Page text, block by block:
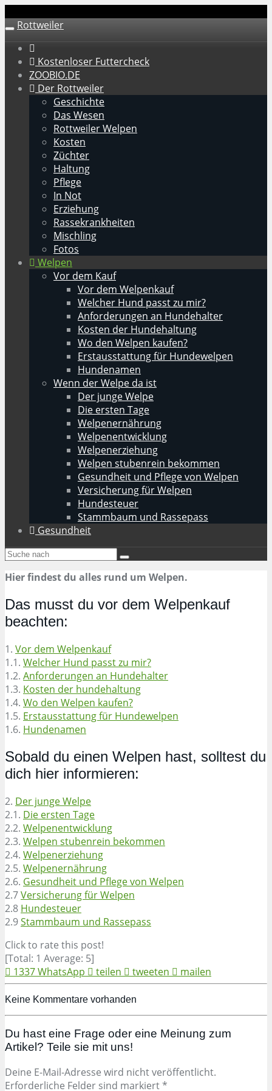
to
content
Toggle
navigation
Rottweiler
Kostenloser Futtercheck
ZOOBIO.DE
Der Rottweiler
Geschichte
Das Wesen
Rottweiler Welpen
Kosten
Züchter
Haltung
Pflege
In Not
Erziehung
Rassekrankheiten
Mischling
Fotos
Welpen
Vor dem Kauf
Vor dem Welpenkauf
Welcher Hund passt zu mir?
Anforderungen an Hundehalter
Kosten der Hundehaltung
Wo den Welpen kaufen?
Erstausstattung für Hundewelpen
Hundenamen
Wenn der Welpe da ist
Der junge Welpe
Die ersten Tage
Welpenernährung
Welpenentwicklung
Welpenerziehung
Welpen stubenrein bekommen
Gesundheit und Pflege von Welpen
Versicherung für Welpen
Hundesteuer
Stammbaum und Rassepass
Gesundheit
Hier findest du alles rund um Welpen.
Das musst du vor dem Welpenkauf
beachten:
1. Vor dem Welpenkauf
1.1. Welcher Hund passt zu mir?
1.2. Anforderungen an Hundehalter
1.3. Kosten der hundehaltung
1.4. Wo den Welpen kaufen?
1.5. Erstausstattung für Hundewelpen
1.6. Hundenamen
Sobald du einen Welpen hast, solltest du
dich hier informieren:
2. Der junge Welpe
2.1. Die ersten Tage
2.2. Welpenentwicklung
2.3. Welpen stubenrein bekommen
2.4. Welpenerziehung
2.5. Welpenernährung
2.6. Gesundheit und Pflege von Welpen
2.7Versicherung für Welpen
2.8 Hundesteuer
2.9Stammbaum und Rassepass
Click to rate this post!
[Total: 1 Average: 5]
1337WhatsApp teilen tweeten mailen
Keine Kommentare vorhanden
Du hast eine Frage oder eine Meinung zum
Artikel? Teile sie mit uns!
Deine E-Mail-Adresse wird nicht veröffentlicht.
Erforderliche Felder sind markiert *